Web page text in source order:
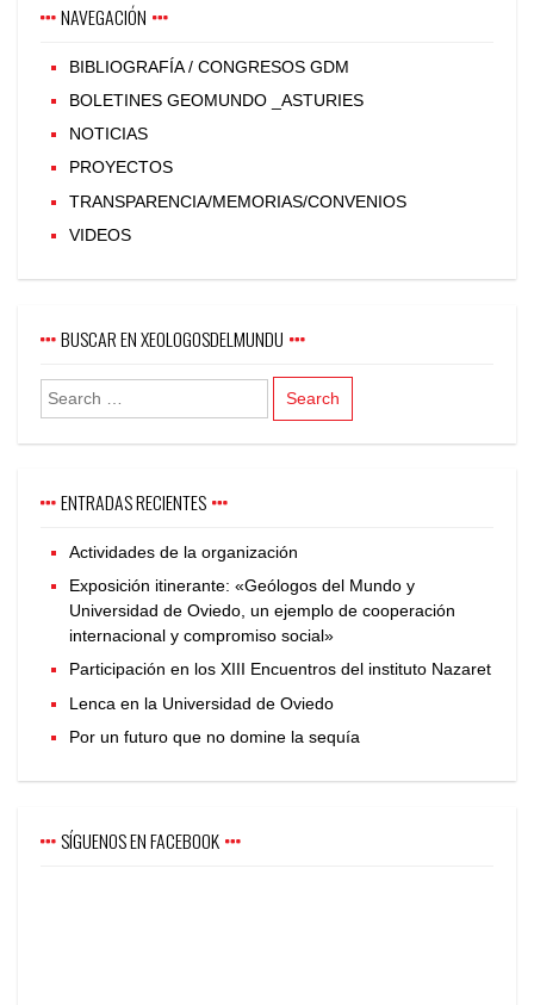
NAVEGACIÓN
BIBLIOGRAFÍA / CONGRESOS GDM
BOLETINES GEOMUNDO _ASTURIES
NOTICIAS
PROYECTOS
TRANSPARENCIA/MEMORIAS/CONVENIOS
VIDEOS
BUSCAR EN XEOLOGOSDELMUNDU
ENTRADAS RECIENTES
Actividades de la organización
Exposición itinerante: «Geólogos del Mundo y
Universidad de Oviedo, un ejemplo de cooperación
internacional y compromiso social»
Participación en los XIII Encuentros del instituto Nazaret
Lenca en la Universidad de Oviedo
Por un futuro que no domine la sequía
SÍGUENOS EN FACEBOOK